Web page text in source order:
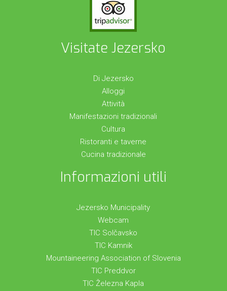
Visitate Jezersko
Di Jezersko
Alloggi
Attività
Manifestazioni tradizionali
Cultura
Ristoranti e taverne
Cucina tradizionale
Informazioni utili
Jezersko Municipality
Webcam
TIC Solčavsko
TIC Kamnik
Mountaineering Association of Slovenia
TIC Preddvor
TIC Železna Kapla